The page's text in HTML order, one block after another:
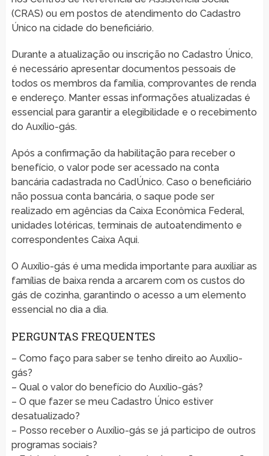
(CRAS) ou em postos de atendimento do Cadastro
Único na cidade do beneficiário.
Durante a atualização ou inscrição no Cadastro Único,
é necessário apresentar documentos pessoais de
todos os membros da família, comprovantes de renda
e endereço. Manter essas informações atualizadas é
essencial para garantir a elegibilidade e o recebimento
do Auxílio-gás.
Após a confirmação da habilitação para receber o
benefício, o valor pode ser acessado na conta
bancária cadastrada no CadÚnico. Caso o beneficiário
não possua conta bancária, o saque pode ser
realizado em agências da Caixa Econômica Federal,
unidades lotéricas, terminais de autoatendimento e
correspondentes Caixa Aqui.
O Auxílio-gás é uma medida importante para auxiliar as
famílias de baixa renda a arcarem com os custos do
gás de cozinha, garantindo o acesso a um elemento
essencial no dia a dia.
PERGUNTAS FREQUENTES
– Como faço para saber se tenho direito ao Auxílio-
gás?
– Qual o valor do benefício do Auxílio-gás?
– O que fazer se meu Cadastro Único estiver
desatualizado?
– Posso receber o Auxílio-gás se já participo de outros
programas sociais?